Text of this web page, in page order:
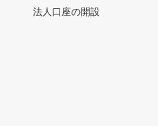
法人口座の開設